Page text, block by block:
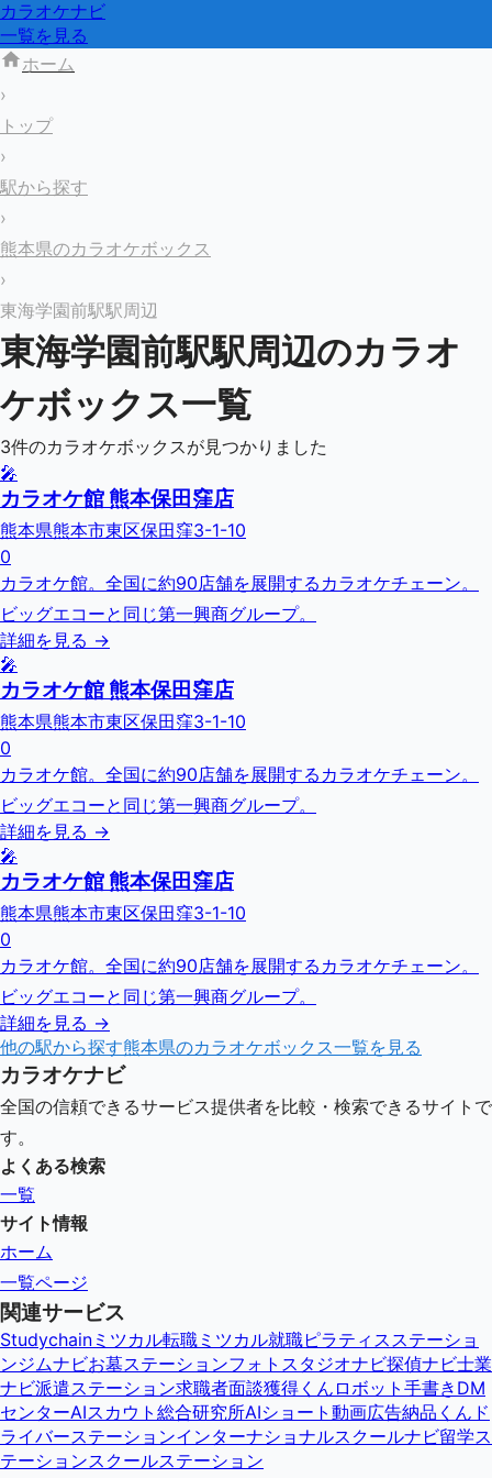
カラオケナビ
一覧を見る
ホーム
›
トップ
›
駅から探す
›
熊本県のカラオケボックス
›
東海学園前駅駅周辺
東海学園前駅駅周辺のカラオ
ケボックス一覧
3件のカラオケボックスが見つかりました
🎤
カラオケ館 熊本保田窪店
熊本県熊本市東区保田窪3-1-10
0
カラオケ館。全国に約90店舗を展開するカラオケチェーン。
ビッグエコーと同じ第一興商グループ。
詳細を見る →
🎤
カラオケ館 熊本保田窪店
熊本県熊本市東区保田窪3-1-10
0
カラオケ館。全国に約90店舗を展開するカラオケチェーン。
ビッグエコーと同じ第一興商グループ。
詳細を見る →
🎤
カラオケ館 熊本保田窪店
熊本県熊本市東区保田窪3-1-10
0
カラオケ館。全国に約90店舗を展開するカラオケチェーン。
ビッグエコーと同じ第一興商グループ。
詳細を見る →
他の駅から探す熊本県のカラオケボックス一覧を見る
カラオケナビ
全国の信頼できるサービス提供者を比較・検索できるサイトで
す。
よくある検索
一覧
サイト情報
ホーム
一覧ページ
関連サービス
Studychain ミツカル転職 ミツカル就職ピラティスステーショ
ンジムナビお墓ステーションフォトスタジオナビ探偵ナビ士業
ナビ派遣ステーション求職者面談獲得くん ロボット手書きDM
センターAIスカウト総合研究所AIショート動画広告納品くん ド
ライバーステーションインターナショナルスクールナビ留学ス
テーションスクールステーション